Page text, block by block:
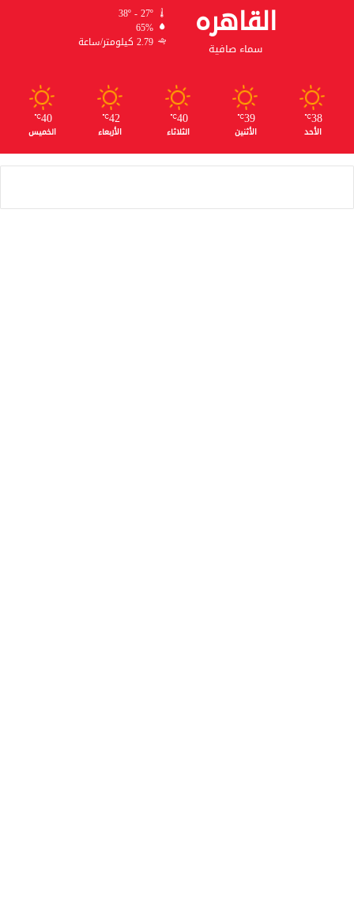
القاهره
سماء صافية
38º - 27º
65%
2.79 كيلومتر/ساعة
38
℃
الأحد
39
℃
الأثنين
40
℃
الثلاثاء
42
℃
الأربعاء
40
℃
الخميس